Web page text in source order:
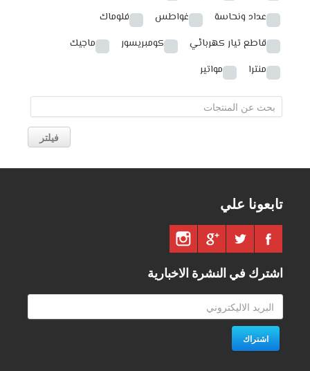
عداد ونحاسة
غواطس
فلوماك
قاطع تيار كهربائي
كومبريسور
ماجيك
منترا
مواتير
فيلتر
تابعونا علي
اشترك في النشرة الاخبارية
اشتراك